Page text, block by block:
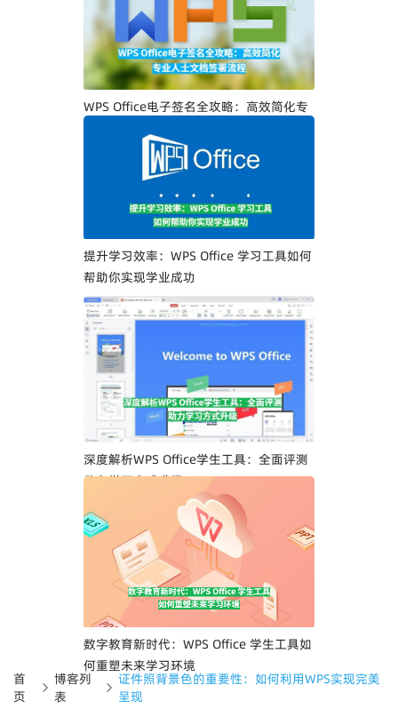
WPS Office电子签名全攻略：高效简化专
提升学习效率：WPS Office 学习工具如何
帮助你实现学业成功
深度解析WPS Office学生工具：全面评测
助力学习方式升级
数字教育新时代：WPS Office 学生工具如
何重塑未来学习环境
首
页
博客列
表
证件照背景色的重要性：如何利用WPS实现完美
呈现